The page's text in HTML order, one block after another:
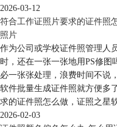
2026-03-12
符合工作证照片要求的证件照
照片
作为公司或学校证件照管理人
时，还在一张一张地用PS修
必一张张处理，浪费时间不说
软件批量生成证件照就方便多
求的证件照怎么做，证照之星
2026-02-03